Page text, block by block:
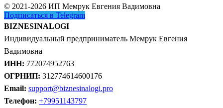
© 2021-2026 ИП Мемрук Евгения Вадимовна
Подписаться в Telegram
BIZNESINALOGI
Индивидуальный предприниматель Мемрук Евгения
Вадимовна
ИНН: 772074952763
ОГРНИП: 312774614600176
Email: support@biznesinalogi.pro
Телефон: +79951143797